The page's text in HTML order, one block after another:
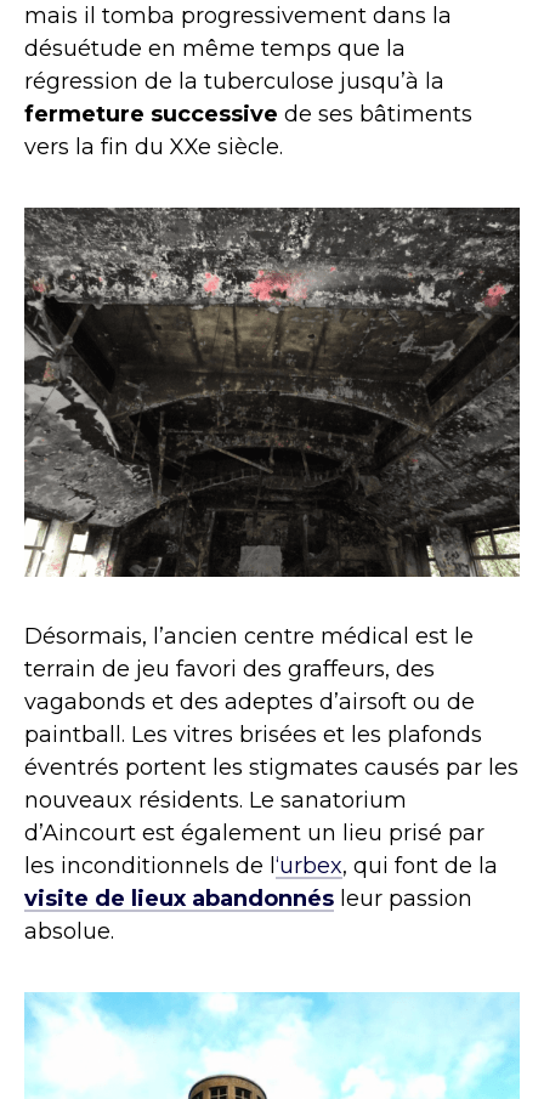
mais il tomba progressivement dans la
désuétude en même temps que la
régression de la tuberculose jusqu’à la
fermeture successive de ses bâtiments
vers la fin du XXe siècle.
Désormais, l’ancien centre médical est le
terrain de jeu favori des graffeurs, des
vagabonds et des adeptes d’airsoft ou de
paintball. Les vitres brisées et les plafonds
éventrés portent les stigmates causés par les
nouveaux résidents. Le sanatorium
d’Aincourt est également un lieu prisé par
les inconditionnels de l‘urbex, qui font de la
visite de lieux abandonnés leur passion
absolue.